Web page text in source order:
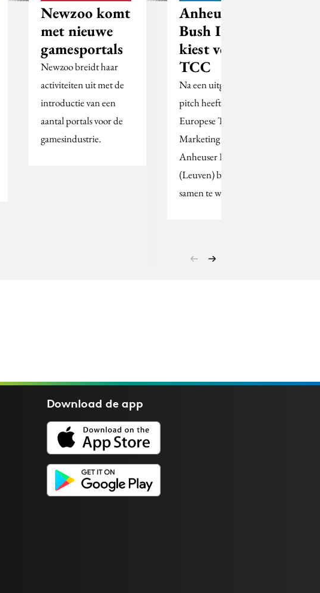
Newzoo komt
met nieuwe
gamesportals
Newzoo breidt haar
activiteiten uit met de
introductie van een
aantal portals voor de
gamesindustrie.
Anheuser
Bush InBev
kiest voor
TCC
Na een uitgebreide
pitch heeft het West-
Europese Trade
Marketing departement
Anheuser Bush InBev
(Leuven) besloten om
samen te werken met…
Download deapp